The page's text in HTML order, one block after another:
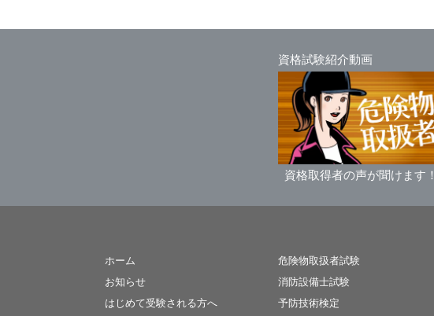
資格試験紹介動画
資格取得者の声が聞けます！
ホーム
お知らせ
はじめて受験される方へ
危険物取扱者試験
消防設備士試験
予防技術検定